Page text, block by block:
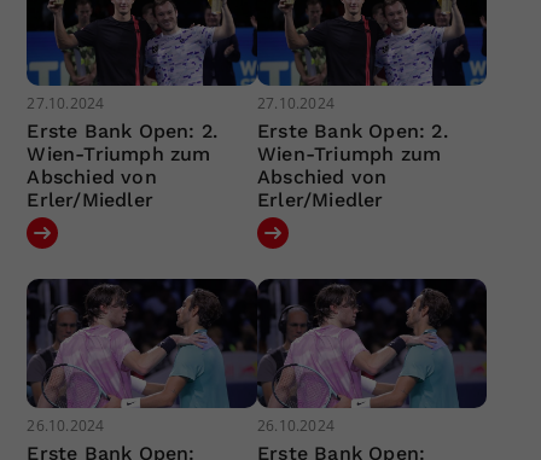
27.10.2024
Erste Bank Open: 2.
Wien-Triumph zum
Abschied von
Erler/Miedler
27.10.2024
Erste Bank Open: 2.
Wien-Triumph zum
Abschied von
Erler/Miedler
26.10.2024
Erste Bank Open:
26.10.2024
Erste Bank Open: